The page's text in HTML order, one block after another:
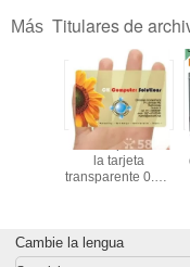
Más Titulares de
CMYK que hiela
la tarjeta
transparente 0.8m
Cambie la lengua